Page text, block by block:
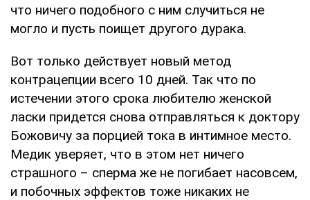
что ничего подобного с ним случиться не
могло и пусть поищет другого дурака.
Вот только действует новый метод
контрацепции всего 10 дней. Так что по
истечении этого срока любителю женской
ласки придется снова отправляться к доктору
Божовичу за порцией тока в интимное место.
Медик уверяет, что в этом нет ничего
страшного – сперма же не погибает насовсем,
и побочных эффектов тоже никаких не